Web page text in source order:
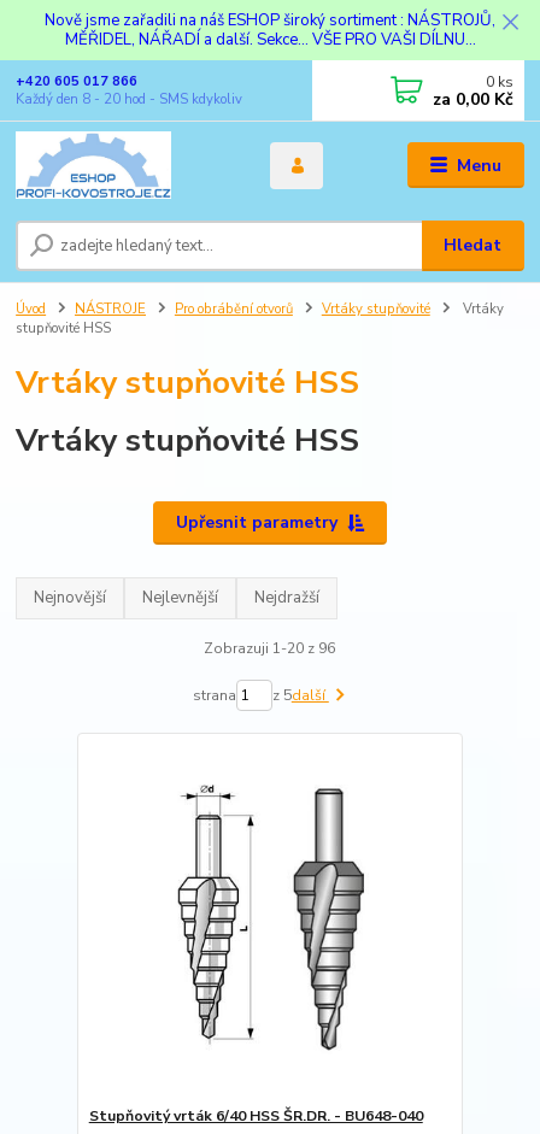
Nově jsme zařadili na náš ESHOP široký sortiment : NÁSTROJŮ,
MĚŘIDEL, NÁŘADÍ a další. Sekce... VŠE PRO VAŠI DÍLNU...
Menu
Hledat
+420 605 017 866
Každý den 8 - 20 hod - SMS kdykoliv
0 ks
za 0,00 Kč
Úvod NÁSTROJE Pro obrábění otvorů Vrtáky stupňovité
Vrtáky
stupňovité HSS
Vrtáky stupňovité HSS
Vrtáky stupňovité HSS
Upřesnit parametry
Nejnovější Nejlevnější Nejdražší
Zobrazuji 1-20 z 96
strana z 5další
Stupňovitý vrták 6/40 HSS ŠR.DR. - BU648-040